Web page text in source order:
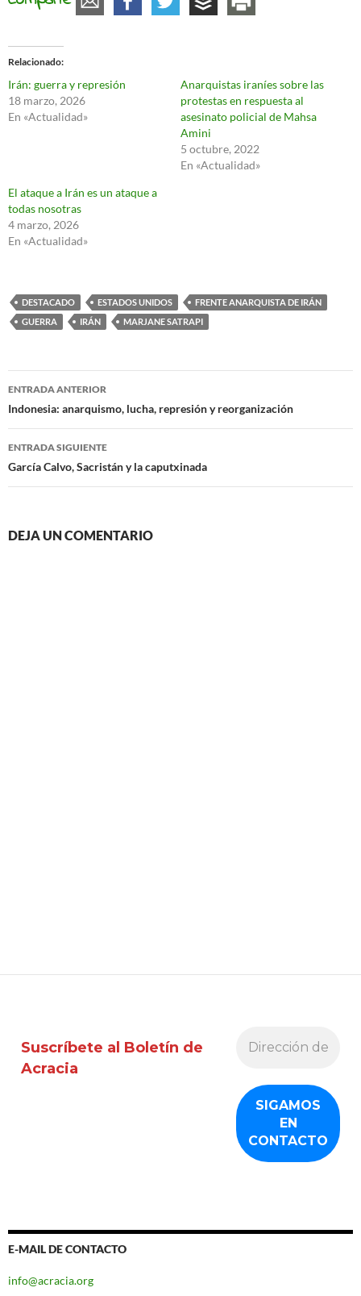
Relacionado
Irán: guerra y represión
18 marzo, 2026
En «Actualidad»
Anarquistas iraníes sobre las
protestas en respuesta al
asesinato policial de Mahsa
Amini
5 octubre, 2022
En «Actualidad»
El ataque a Irán es un ataque a
todas nosotras
4 marzo, 2026
En «Actualidad»
DESTACADO ESTADOS UNIDOS
FRENTE ANARQUISTA DE IRÁN
GUERRA
IRÁN MARJANE SATRAPI
Navegación
de
entradas
ENTRADA ANTERIOR
Indonesia: anarquismo, lucha, represión y reorganización
ENTRADA SIGUIENTE
García Calvo, Sacristán y la caputxinada
DEJA UN COMENTARIO
Suscríbete al Boletín de
Acracia
E-MAIL DE CONTACTO
info@acracia.org